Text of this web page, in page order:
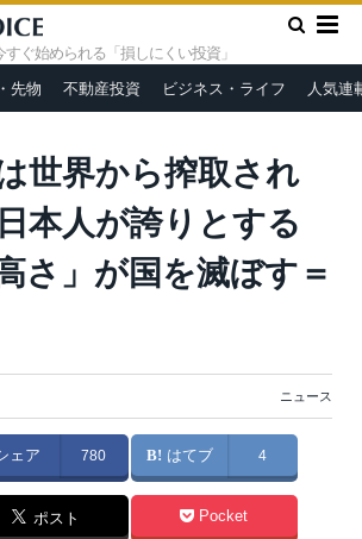
すぐ始められる「損しにくい投資」
先物 不動産投資 ビジネス・ライフ 人気連
»
なぜ日本は世界から搾取されるのか。日本
度の高さ」が国を滅ぼす＝鈴木傾城
世界から搾取され
本人が誇りとする
さ」が国を滅ぼす＝
ニュース
ェア 780 はてブ 4
ポスト Pocket